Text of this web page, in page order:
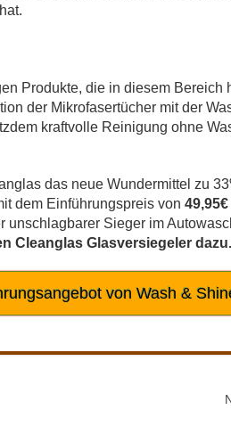
Produkte, die in diesem Bereich
der Mikrofasertücher mit der
kraftvolle Reinigung ohne
das neue Wundermittel zu
dem Einführungspreis von 49,95€
unschlagbarer Sieger im
Cleanglas Glasversiegeler dazu.
von Wash &